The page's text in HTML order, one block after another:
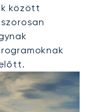
között